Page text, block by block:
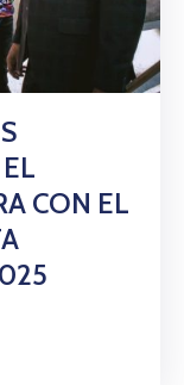
CON EL